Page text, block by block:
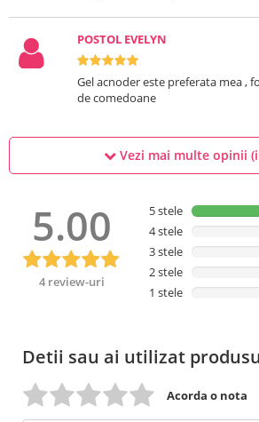
POSTOL EVELYN
Gel acnoder este preferata mea ,
de comedoane
Vezi mai multe opinii
5.00
4 review-uri
5 stele
4 stele
3 stele
2 stele
1 stele
Detii sau ai utilizat
Acorda o nota